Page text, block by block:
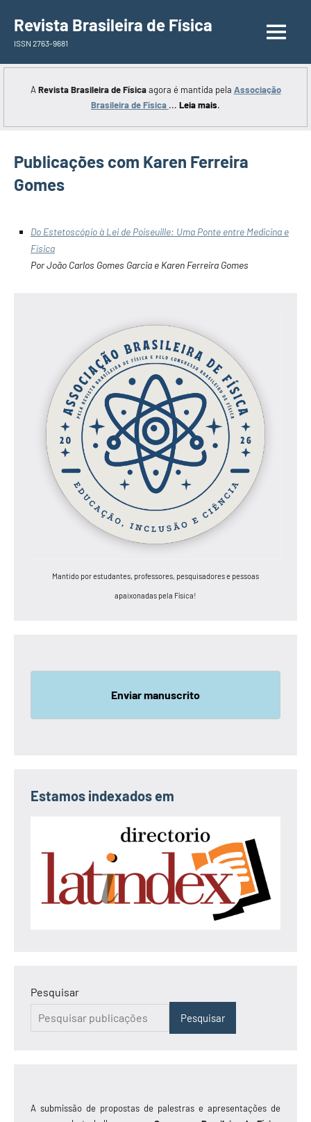
para
conteúdo
Revista Brasileira de Física
ISSN 2763-9681
A Revista Brasileira de Físicaagora é mantida pela Associação
Brasileira de Física ... Leia mais.
Publicações com Karen Ferreira
Gomes
Do Estetoscópio à Lei de Poiseuille: Uma Ponte entre Medicina e
Física
Por João Carlos Gomes Garcia e Karen Ferreira Gomes
Mantido por estudantes, professores, pesquisadores e pessoas
apaixonadas pela Física!
Enviar manuscrito
Estamos indexados em
Pesquisar
Pesquisar
A submissão de propostas de palestras e apresentações de